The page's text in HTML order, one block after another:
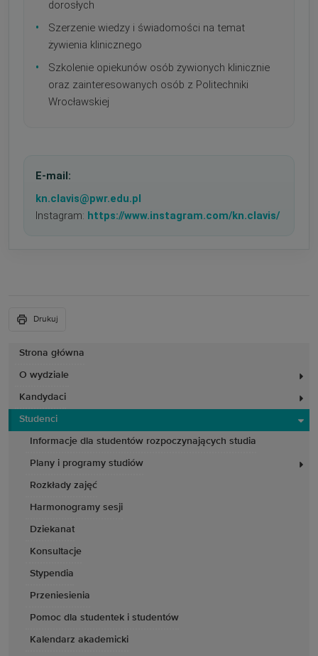
Strona główna
O wydziale
Kandydaci
Studenci
Informacje dla studentów rozpoczynających studia
Plany i programy studiów
Rozkłady zajęć
Harmonogramy sesji
Dziekanat
Konsultacje
Stypendia
Przeniesienia
Pomoc dla studentek i studentów
Kalendarz akademicki
dorosłych
•
Szerzenie wiedzy i świadomości na temat
żywienia klinicznego
•
Szkolenie opiekunów osób żywionych klinicznie
oraz zainteresowanych osób z Politechniki
Wrocławskiej
E-mail:
kn.clavis@pwr.edu.pl
Instagram: https://www.instagram.com/kn.clavis/
Drukuj